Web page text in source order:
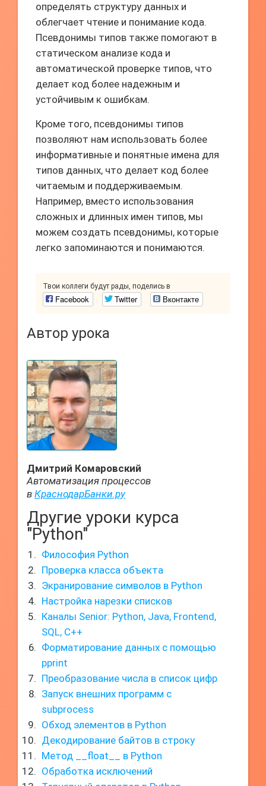
определять структуру данных и
облегчает чтение и понимание кода.
Псевдонимы типов также помогают в
статическом анализе кода и
автоматической проверке типов, что
делает код более надежным и
устойчивым к ошибкам.
Кроме того, псевдонимы типов
позволяют нам использовать более
информативные и понятные имена для
типов данных, что делает код более
читаемым и поддерживаемым.
Например, вместо использования
сложных и длинных имен типов, мы
можем создать псевдонимы, которые
легко запоминаются и понимаются.
Твои коллеги будут рады, поделись в
Facebook Twitter Вконтакте
Автор урока
Дмитрий Комаровский
Автоматизация процессов
в КраснодарБанки.ру
Другие уроки курса
"Python"
Философия Python
Проверка класса объекта
Экранирование символов в Python
Настройка нарезки списков
Каналы Senior: Python, Java, Frontend,
SQL, C++
Форматирование данных с помощью
pprint
Преобразование числа в список цифр
Запуск внешних программ с
subprocess
Обход элементов в Python
Декодирование байтов в строку
Метод __float__ в Python
Обработка исключений